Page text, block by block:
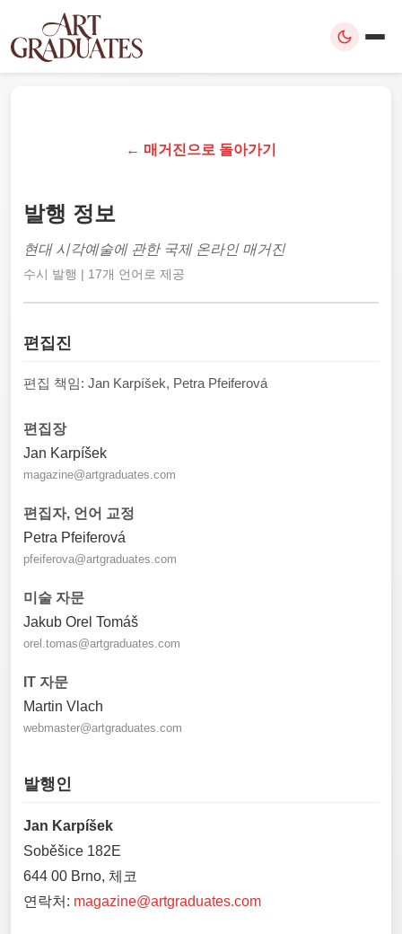
← 매거진으로 돌아가기
발행 정보
현대 시각예술에 관한 국제 온라인 매거진
수시 발행 | 17개 언어로 제공
편집진
편집 책임: Jan Karpíšek, Petra Pfeiferová
편집장
Jan Karpíšek
magazine@artgraduates.com
편집자, 언어 교정
Petra Pfeiferová
pfeiferova@artgraduates.com
미술 자문
Jakub Orel Tomáš
orel.tomas@artgraduates.com
IT 자문
Martin Vlach
webmaster@artgraduates.com
발행인
Jan Karpíšek
Soběšice 182E
644 00 Brno, 체코
연락처: magazine@artgraduates.com